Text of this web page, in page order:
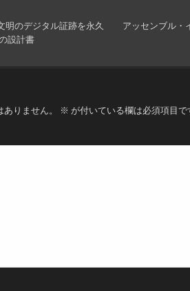
アッセンブル
のデジタル証跡を永久
設計書
りません。 ※ が付いている欄は必須項目で